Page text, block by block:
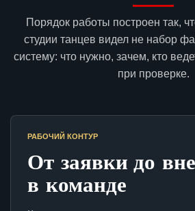
Порядок работы построен так,
студии танцев видел не набор
систему: что нужно, зачем, кто
при проверке.
РАБОЧИЙ КОНТУР
От заявки до
в команде